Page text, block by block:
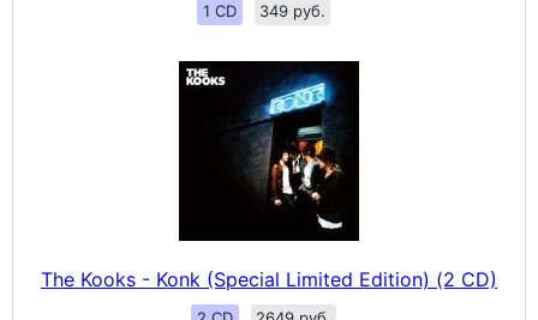
1 CD 349 руб.
The Kooks - Konk (Special Limited Edition) (2 CD)